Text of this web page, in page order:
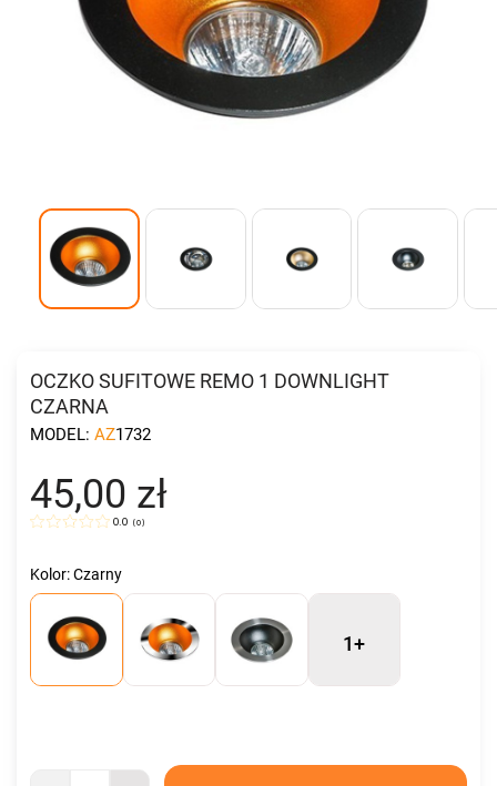
OCZKO SUFITOWE REMO 1 DOWNLIGHT
CZARNA
MODEL: AZ1732
45,00 zł
0.0 (0)
Kolor: Czarny
1+